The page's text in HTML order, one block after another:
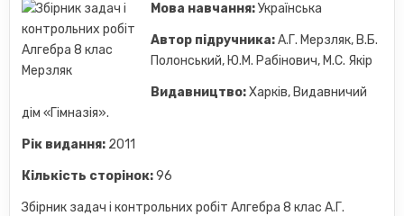
Мова навчання:Українська
Автор підручника:А.Г. Мерзляк, В.Б.
Полонський, Ю.М. Рабінович, M.С. Якір
Видавництво:Харків, Видавничий
дiм «Гімназія».
Рік видання: 2011
Кількість сторінок:96
Збірник задач і контрольних робіт Алгебра 8 клас А.Г.